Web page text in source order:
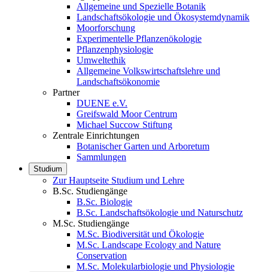
Allgemeine und Spezielle Botanik
Landschaftsökologie und Ökosystemdynamik
Moorforschung
Experimentelle Pflanzenökologie
Pflanzenphysiologie
Umweltethik
Allgemeine Volkswirtschaftslehre und
Landschaftsökonomie
Partner
DUENE e.V.
Greifswald Moor Centrum
Michael Succow Stiftung
Zentrale Einrichtungen
Botanischer Garten und Arboretum
Sammlungen
Studium
Zur Hauptseite Studium und Lehre
B.Sc. Studiengänge
B.Sc. Biologie
B.Sc. Landschaftsökologie und Naturschutz
M.Sc. Studiengänge
M.Sc. Biodiversität und Ökologie
M.Sc. Landscape Ecology and Nature
Conservation
M.Sc. Molekularbiologie und Physiologie